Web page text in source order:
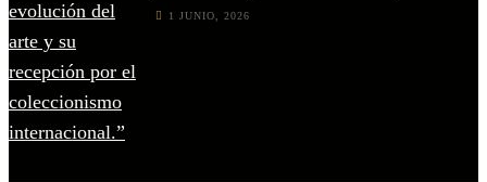
1 JUNIO, 2026